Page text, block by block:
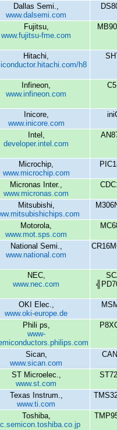
Dallas Semi.,
www.dalsemi.com
Fujitsu,
www.fujitsu-fme.com
Hitachi,
h8
Infineon,
www.infineon.com
Inicore,
www.inicore.com
Intel,
developer.intel.com
Microchip,
www.microchip.com
Micronas Inter.,
www.micronas.com
Mitsubishi,
Motorola,
www.mot.sps.com
National Semi.,
www.national.com
NEC,
www.nec.com
OKI Elec.,
www.oki-europe.de
Phili ps,
www-
Sican,
www.sican.com
ST Microelec.,
www.st.com
Texas Instrum.,
www.ti.com
Toshiba,